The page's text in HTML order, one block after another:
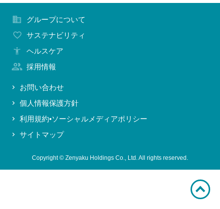
お問い合わせ
グループについて
サステナビリティ
ヘルスケア
採用情報
お問い合わせ
個人情報保護方針
利用規約•ソーシャルメディアポリシー
サイトマップ
Copyright © Zenyaku Holdings Co., Ltd. All rights reserved.